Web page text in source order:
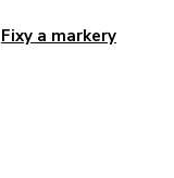
Fixy a markery